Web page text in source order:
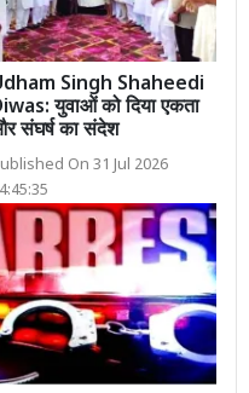
Singh Shaheedi
युवाओं को दिया एकता
संघर्ष का संदेश
On 31 Jul 2026